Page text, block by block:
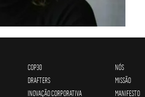
COP30
DRAFTERS
INOVAÇÃO CORPORATIVA
NÓS
MISSÃO
MANIFESTO